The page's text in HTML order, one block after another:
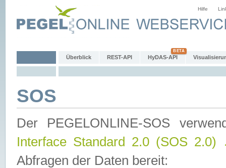
Hilfe
Überblick REST-API HyDAS-API
SOS
Der PEGELONLINE-SOS
Interface Standard 2.0 (SOS 2.0)
Abfragen der Daten bereit: